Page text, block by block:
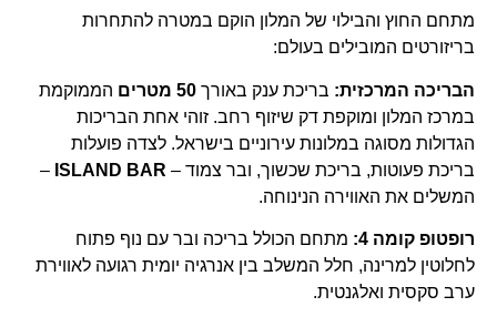
מתחם החוץ והבילוי של המלון הוקם במטרה להתחרות
בריזורטים המובילים בעולם:
הבריכה המרכזית:בריכת ענק באורך50 מטרים
הממוקמת
במרכז המלון ומוקפת דק שיזוף רחב. זוהי אחת הבריכות
הגדולות מסוגה במלונות עירוניים בישראל. לצדה פועלות
בריכת פעוטות, בריכת שכשוך, ובר צמוד –ISLAND BAR
–
המשלים את האווירה הנינוחה.
רופטופ קומה 4:
מתחם הכולל בריכה ובר עם נוף פתוח
לחלוטין למרינה, חלל המשלב בין אנרגיה יומית רגועה לאווירת
ערב סקסית ואלגנטית.